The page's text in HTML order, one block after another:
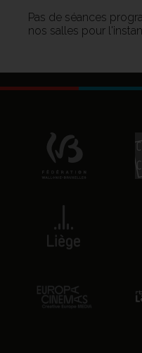
Pas de séances
nos salles pour